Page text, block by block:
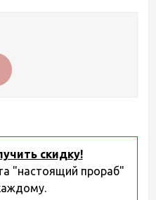
скидку!
"настоящий прораб"